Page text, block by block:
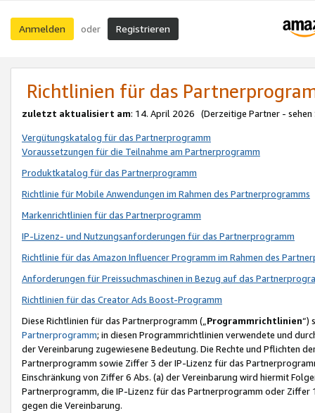
Anmelden oder Registrieren
Richtlinien für das
zuletzt aktualisiert am: 14. April 2026 (Derzeitige Partner - sehen
Vergütungskatalog für das Partnerprogramm
Voraussetzungen für die Teilnahme am Partnerprogramm
Produktkatalog für das Partnerprogramm
Richtlinie für Mobile Anwendungen im Rahmen des Partnerprogramms
Markenrichtlinien für das Partnerprogramm
IP-Lizenz- und Nutzungsanforderungen für das Partnerprogramm
Richtlinie für das Amazon Influencer Programm im Rahmen des
Anforderungen für Preissuchmaschinen in Bezug auf das
Richtlinien für das Creator Ads Boost-Programm
Diese Richtlinien für das Partnerprogramm („Programmrichtlinien“)
Partnerprogramm; in diesen Programmrichtlinien verwendete und
der Vereinbarung zugewiesene Bedeutung. Die Rechte und Pflichten
Partnerprogramm sowie Ziffer 3 der IP-Lizenz für das
Einschränkung von Ziffer 6 Abs. (a) der Vereinbarung wird hiermit
Partnerprogramm, die IP-Lizenz für das Partnerprogramm oder
gegen die Vereinbarung.